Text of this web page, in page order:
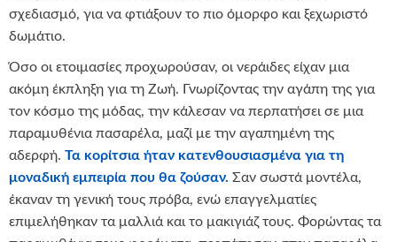
σχεδιασμό, για να φτιάξουν το πιο όμορφο και ξεχωριστό
δωμάτιο.
Όσο οι ετοιμασίες προχωρούσαν, οι νεράιδες είχαν μια
ακόμη έκπληξη για τη Ζωή. Γνωρίζοντας την αγάπη της για
τον κόσμο της μόδας, την κάλεσαν να περπατήσει σε μια
παραμυθένια πασαρέλα, μαζί με την αγαπημένη της
αδερφή. Τα κορίτσια ήταν κατενθουσιασμένα για τη
μοναδική εμπειρία που θα ζούσαν. Σαν σωστά μοντέλα,
έκαναν τη γενική τους πρόβα, ενώ επαγγελματίες
επιμελήθηκαν τα μαλλιά και το μακιγιάζ τους. Φορώντας τα